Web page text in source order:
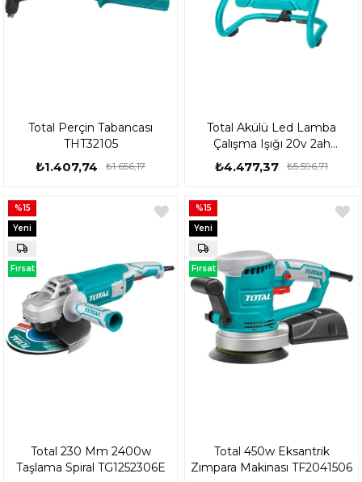
Total Perçin Tabancası
THT32105
₺1.407,74 ₺1.656,17
Total Akülü Led Lamba
Çalışma Işığı 20v 2ah
Maksimum 1800 Lümen
₺4.477,37 ₺5.596,71
Total 230 Mm 2400w
Taşlama Spiral TG1252306E
%15
Yeni
Ürün
Fırsat
Total 450w Eksantrik
Zımpara Makinası TF2041506
%15
Yeni
Ürün
Fırsat
Ürünü